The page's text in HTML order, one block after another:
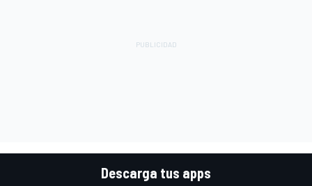
Descarga tus apps